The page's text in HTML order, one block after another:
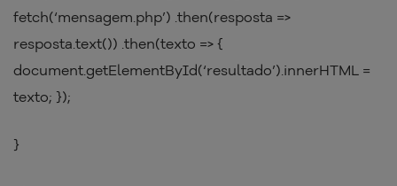
fetch(‘mensagem.php’) .then(resposta =>
resposta.text()) .then(texto => {
document.getElementById(‘resultado’).innerHTML =
texto; });
}